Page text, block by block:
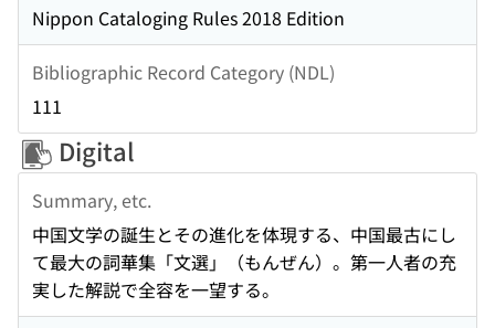
Nippon Cataloging Rules 2018 Edition
Bibliographic Record Category (NDL)
111
Digital
Summary, etc.
中国文学の誕生とその進化を体現する、中国最古にし
て最大の詞華集「文選」（もんぜん）。第一人者の充
実した解説で全容を一望する。